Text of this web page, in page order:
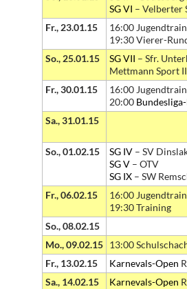
SG VI – Velberter
Fr., 23.01.15
16:00
19:30 Vierer-
So., 25.01.15
SG VII – Sfr.
Mettmann Sport
Fr., 30.01.15
16:00
20:00
Sa., 31.01.15
So., 01.02.15
SG IV – SV
SG V – OTV
SG IX – SW
Fr., 06.02.15
16:00
19:30 Training
So., 08.02.15
Mo., 09.02.15 13:00
Fr., 13.02.15
Karnevals-Open
Sa., 14.02.15
Karnevals-Open